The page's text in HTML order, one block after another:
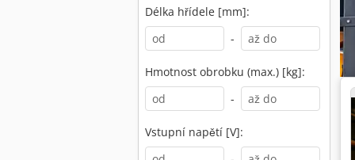
Délka hřídele [mm]:
-
Hmotnost obrobku (max.) [kg]:
-
Vstupní napětí [V]: